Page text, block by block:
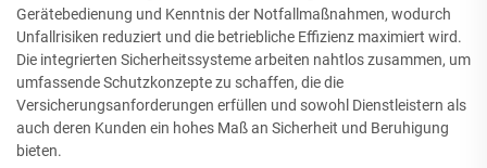
Gerätebedienung und Kenntnis der Notfallmaßnahmen, wodurch
Unfallrisiken reduziert und die betriebliche Effizienz maximiert wird.
Die integrierten Sicherheitssysteme arbeiten nahtlos zusammen, um
umfassende Schutzkonzepte zu schaffen, die die
Versicherungsanforderungen erfüllen und sowohl Dienstleistern als
auch deren Kunden ein hohes Maß an Sicherheit und Beruhigung
bieten.